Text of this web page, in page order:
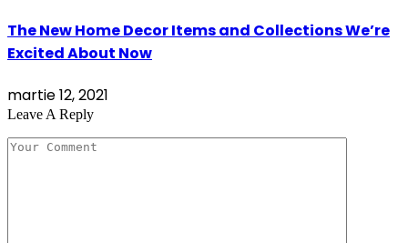
The New Home Decor Items and Collections We’re
Excited About Now
martie 12, 2021
Leave A Reply